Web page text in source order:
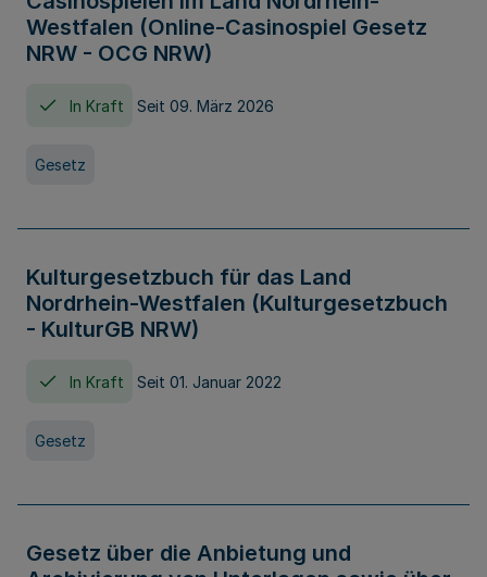
Westfalen (Online-Casinospiel Gesetz
NRW - OCG NRW)
In Kraft Seit 09. März 2026
Gesetz
Kulturgesetzbuch für das Land
Nordrhein-Westfalen (Kulturgesetzbuch
- KulturGB NRW)
In Kraft Seit 01. Januar 2022
Gesetz
Gesetz über die Anbietung und